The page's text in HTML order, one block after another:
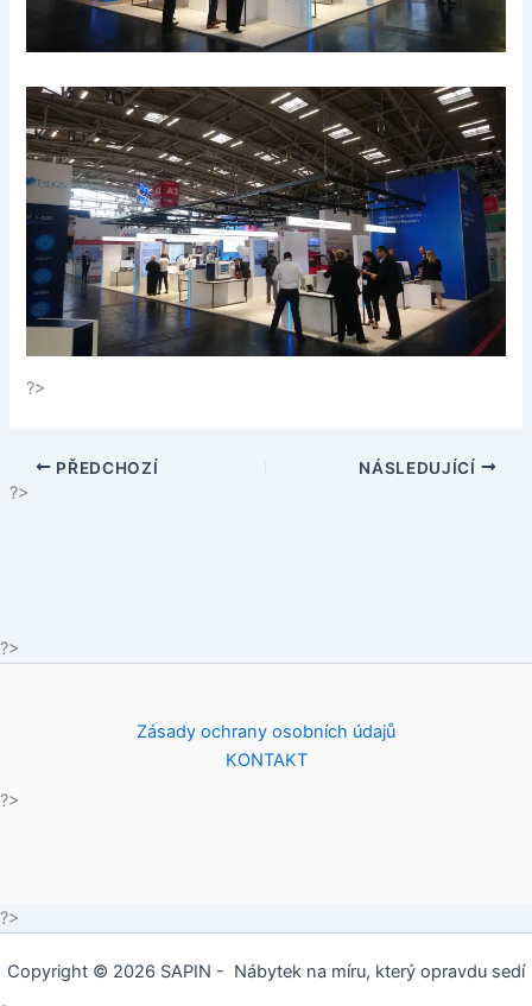
?>
PŘEDCHOZÍ NÁSLEDUJÍCÍ
?>
?>
Zásady ochrany osobních údajů
KONTAKT
?>
?>
Copyright © 2026 SAPIN - Nábytek na míru, který opravdu sedí